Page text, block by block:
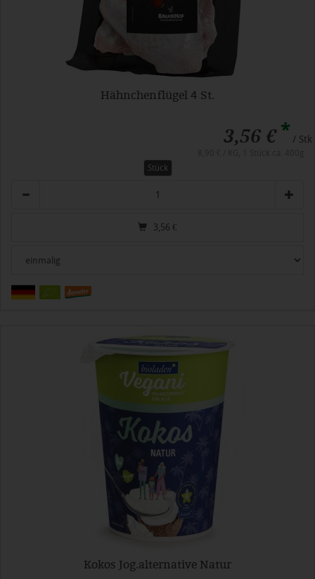
Hähnchenflügel 4 St.
3,56 €* / Stk
Stück
3,56 €
Kokos Jog.alternative Natur